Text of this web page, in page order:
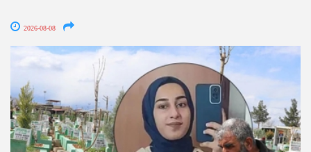
2026-08-08